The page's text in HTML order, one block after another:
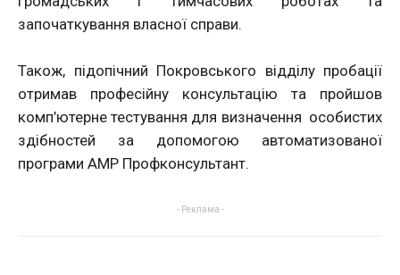
започаткування власної справи.
Також, підопічний Покровського відділу пробації
отримав професійну консультацію та пройшов
комп’ютерне тестування для визначення особистих
здібностей за допомогою автоматизованої
програми АМР Профконсультант.
- Реклама -